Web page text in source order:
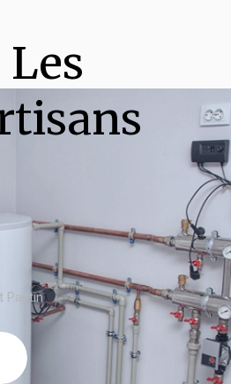
Les
Pantin